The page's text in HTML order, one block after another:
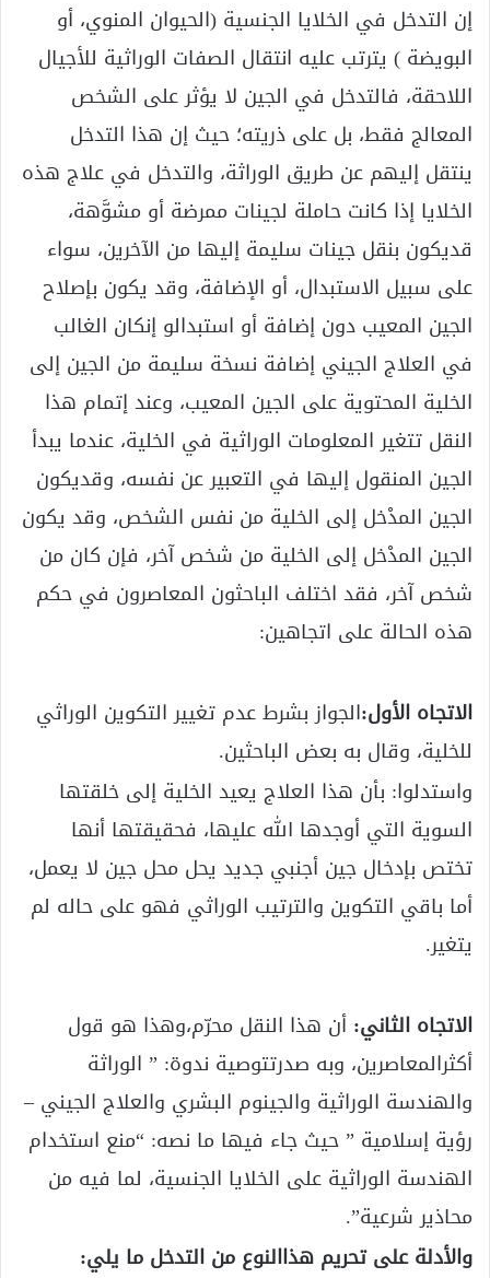
إن التدخل في الخلايا الجنسية (الحيوان المنوي، أو
البويضة ) يترتب عليه انتقال الصفات الوراثية للأجيال
اللاحقة، فالتدخل في الجين لا يؤثر على الشخص
المعالج فقط، بل على ذريته؛ حيث إن هذا التدخل
ينتقل إليهم عن طريق الوراثة، والتدخل في علاج هذه
الخلايا إذا كانت حاملة لجينات ممرضة أو مشوَّهة،
قديكون بنقل جينات سليمة إليها من الآخرين، سواء
على سبيل الاستبدال، أو الإضافة، وقد يكون بإصلاح
الجين المعيب دون إضافة أو استبدالو إنكان الغالب
في العلاج الجيني إضافة نسخة سليمة من الجين إلى
الخلية المحتوية على الجين المعيب، وعند إتمام هذا
النقل تتغير المعلومات الوراثية في الخلية، عندما يبدأ
الجين المنقول إليها في التعبير عن نفسه، وقديكون
الجين المدْخل إلى الخلية من نفس الشخص، وقد يكون
الجين المدْخل إلى الخلية من شخص آخر، فإن كان من
شخص آخر، فقد اختلف الباحثون المعاصرون في حكم
هذه الحالة على اتجاهين:
الاتجاه الأول:الجواز بشرط عدم تغيير التكوين الوراثي
للخلية، وقال به بعض الباحثين.
واستدلوا: بأن هذا العلاج يعيد الخلية إلى خلقتها
السوية التي أوجدها الله عليها، فحقيقتها أنها
تختص بإدخال جين أجنبي جديد يحل محل جين لا يعمل،
أما باقي التكوين والترتيب الوراثي فهو على حاله لم
يتغير.
الاتجاه الثاني: أن هذا النقل محرّم،وهذا هو قول
أكثرالمعاصرين، وبه صدرتتوصية ندوة: ” الوراثة
والهندسة الوراثية والجينوم البشري والعلاج الجيني –
رؤية إسلامية ” حيث جاء فيها ما نصه: “منع استخدام
الهندسة الوراثية على الخلايا الجنسية، لما فيه من
محاذير شرعية”.
والأدلة على تحريم هذاالنوع من التدخل ما يلي: